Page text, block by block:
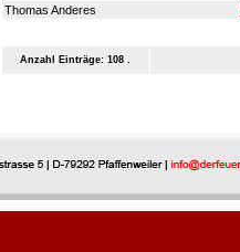
Thomas Anderes
Anzahl Einträge: 108 .